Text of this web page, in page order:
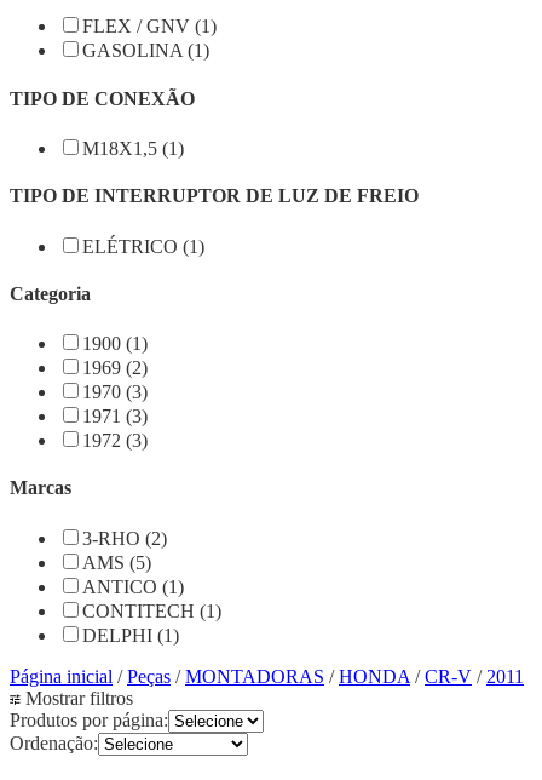
FLEX / GNV (1)
GASOLINA (1)
TIPO DE CONEXÃO
M18X1,5 (1)
TIPO DE INTERRUPTOR DE LUZ DE FREIO
ELÉTRICO (1)
Categoria
1900 (1)
1969 (2)
1970 (3)
1971 (3)
1972 (3)
Marcas
3-RHO (2)
AMS (5)
ANTICO (1)
CONTITECH (1)
DELPHI (1)
Página inicial /Peças /MONTADORAS /HONDA /CR-V / 2011
Mostrar filtros
Produtos por página:
Ordenação: